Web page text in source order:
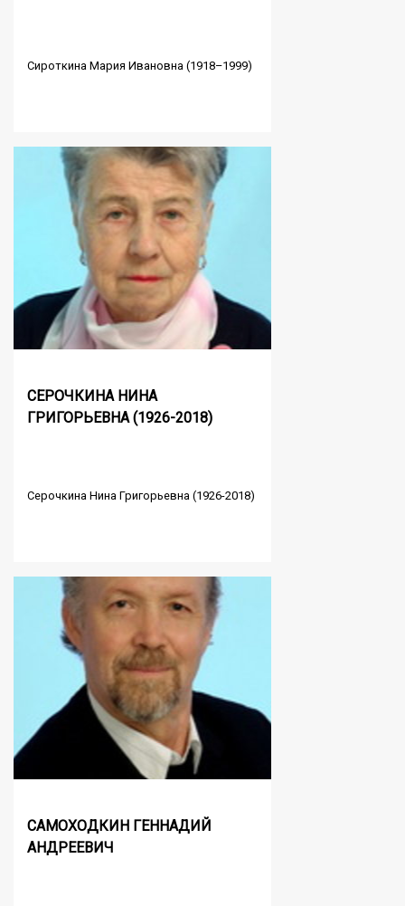
Сироткина Мария Ивановна (1918–1999)
СЕРОЧКИНА НИНА
ГРИГОРЬЕВНА (1926-2018)
Серочкина Нина Григорьевна (1926-2018)
САМОХОДКИН ГЕННАДИЙ
АНДРЕЕВИЧ